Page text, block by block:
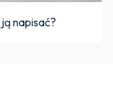
napisać?